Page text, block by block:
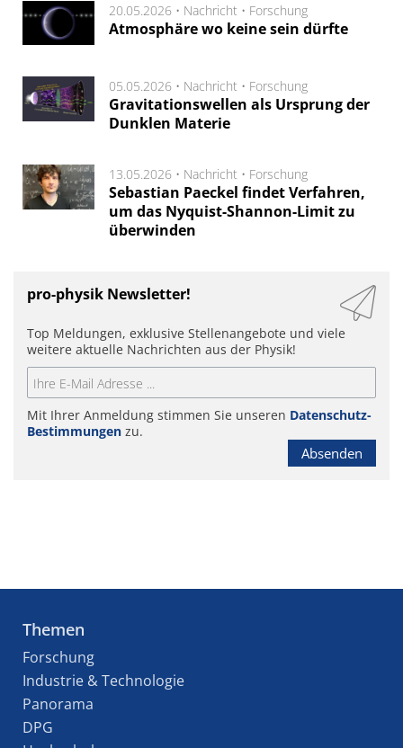
20.05.2026 • Nachricht • Forschung
Atmosphäre wo keine sein dürfte
05.05.2026 • Nachricht • Forschung
Gravitationswellen als Ursprung der
Dunklen Materie
13.05.2026 • Nachricht • Forschung
Sebastian Paeckel findet Verfahren,
um das Nyquist-Shannon-Limit zu
überwinden
pro-physik Newsletter!
Top Meldungen, exklusive Stellenangebote und viele
weitere aktuelle Nachrichten aus der Physik!
Mit Ihrer Anmeldung stimmen Sie unseren Datenschutz-
Bestimmungen zu.
Absenden
Themen
Forschung
Industrie & Technologie
Panorama
DPG